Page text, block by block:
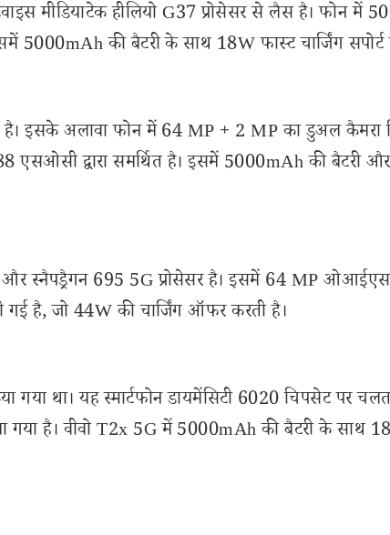
मीडियाटेक हीलियो G37 प्रोसेसर से लैस है। फोन में 50
5000mAh की बैटरी के साथ 18W फास्ट चार्जिंग सपोर्ट
इसके अलावा फोन में 64 MP + 2 MP का डुअल
एसओसी द्वारा समर्थित है। इसमें 5000mAh की बैटरी
और स्नैपड्रैगन 695 5G प्रोसेसर है। इसमें 64 MP
है, जो 44W की चार्जिंग ऑफर करती है।
गया था। यह स्मार्टफोन डायमेंसिटी 6020 चिपसेट पर
है। वीवो T2x 5G में 5000mAh की बैटरी के साथ